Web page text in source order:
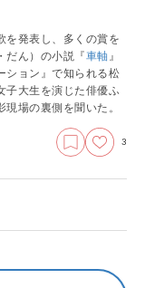
を発表し、多くの賞を
だん）の小説『車軸 』
ション』で知られる松
子大生を演じた俳優ふ
場の裏側を聞いた。
3